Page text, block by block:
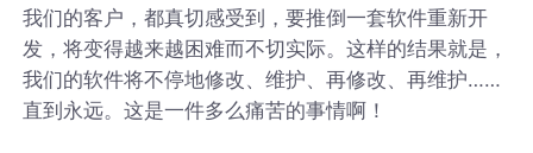
我们的客户，都真切感受到，要推倒一套软件重新开
发，将变得越来越困难而不切实际。这样的结果就是，
我们的软件将不停地修改、维护、再修改、再维护……
直到永远。这是一件多么痛苦的事情啊！